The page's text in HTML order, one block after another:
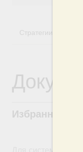
Стратегии
Избранные
Для системного